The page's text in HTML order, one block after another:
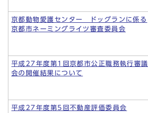
京都動物愛護センター ドッグランに係る
京都市ネーミングライツ審査委員会
平成27年度第1回京都市公正職務執行審議
会の開催結果について
平成27年度第5回不動産評価委員会